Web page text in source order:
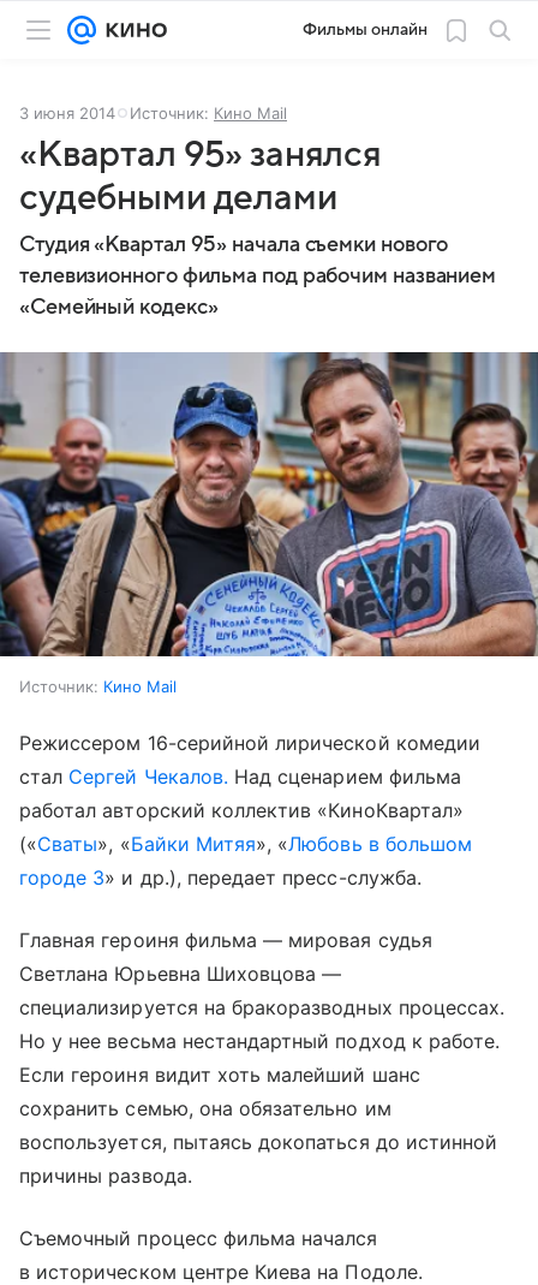
Фильмы онлайн
3 июня 2014 Источник: Кино Mail
«Квартал 95» занялся
судебными делами
Студия «Квартал 95» начала съемки нового
телевизионного фильма под рабочим названием
«Семейный кодекс»
Источник: Кино Mail
Режиссером 16-серийной лирической комедии
стал Сергей Чекалов. Над сценарием фильма
работал авторский коллектив «КиноКвартал»
(«Сваты», «Байки Митяя», «Любовь в большом
городе 3» и др.), передает пресс-служба.
Главная героиня фильма — мировая судья
Светлана Юрьевна Шиховцова —
специализируется на бракоразводных процессах.
Но у нее весьма нестандартный подход к работе.
Если героиня видит хоть малейший шанс
сохранить семью, она обязательно им
воспользуется, пытаясь докопаться до истинной
причины развода.
Съемочный процесс фильма начался
в историческом центре Киева на Подоле.